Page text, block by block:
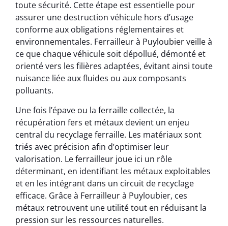
toute sécurité. Cette étape est essentielle pour
assurer une destruction véhicule hors d’usage
conforme aux obligations réglementaires et
environnementales. Ferrailleur à Puyloubier veille à
ce que chaque véhicule soit dépollué, démonté et
orienté vers les filières adaptées, évitant ainsi toute
nuisance liée aux fluides ou aux composants
polluants.
Une fois l’épave ou la ferraille collectée, la
récupération fers et métaux devient un enjeu
central du recyclage ferraille. Les matériaux sont
triés avec précision afin d’optimiser leur
valorisation. Le ferrailleur joue ici un rôle
déterminant, en identifiant les métaux exploitables
et en les intégrant dans un circuit de recyclage
efficace. Grâce à Ferrailleur à Puyloubier, ces
métaux retrouvent une utilité tout en réduisant la
pression sur les ressources naturelles.